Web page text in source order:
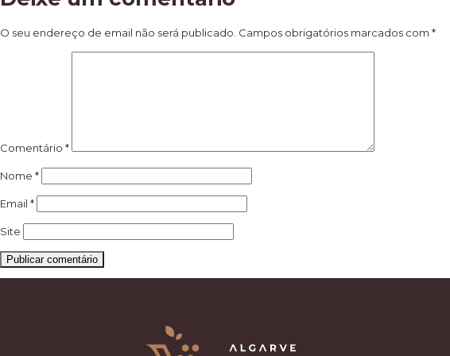
de
artigos
O seu endereço de email não será publicado. Campos obrigatórios marcados com *
Comentário *
Nome *
Email *
Site